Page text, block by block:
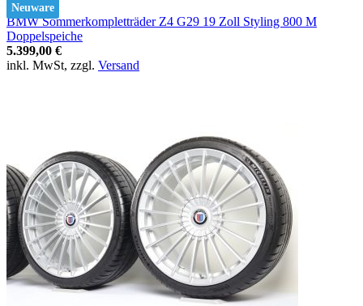
Neuware
BMW Sommerkompletträder Z4 G29 19 Zoll Styling 800 M
Doppelspeiche
5.399,00 €
inkl. MwSt, zzgl. Versand